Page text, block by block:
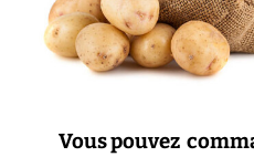
Vous pouvez